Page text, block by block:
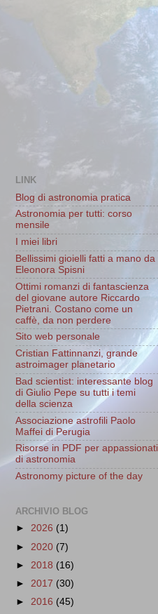
LINK
Blog di astronomia pratica
Astronomia per tutti: corso
mensile
I miei libri
Bellissimi gioielli fatti a mano da
Eleonora Spisni
Ottimi romanzi di fantascienza
del giovane autore Riccardo
Pietrani. Costano come un
caffè, da non perdere
Sito web personale
Cristian Fattinnanzi, grande
astroimager planetario
Bad scientist: interessante blog
di Giulio Pepe su tutti i temi
della scienza
Associazione astrofili Paolo
Maffei di Perugia
Risorse in PDF per appassionati
di astronomia
Astronomy picture of the day
ARCHIVIO BLOG
► 2026 (1)
► 2020 (7)
► 2018 (16)
► 2017 (30)
► 2016 (45)